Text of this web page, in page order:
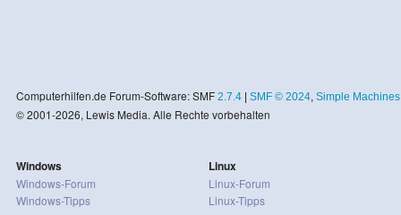
Computerhilfen.de Forum-Software: SMF 2.7.4| SMF © 2024, Simple Machines
© 2001-2026, Lewis Media. Alle Rechte vorbehalten
Windows
Windows-Forum
Windows-Tipps
Linux
Linux-Forum
Linux-Tipps